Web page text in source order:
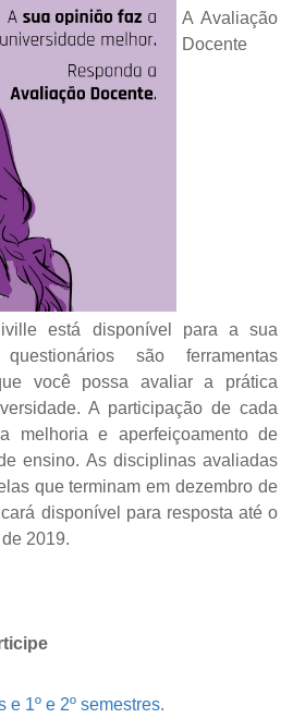
A Avaliação
Docente
está disponível para a sua
são ferramentas
você possa avaliar a prática
A participação de cada
melhoria e aperfeiçoamento de
ensino. As disciplinas avaliadas
que terminam em dezembro de
disponível para resposta até o
2019.
e 1º e 2º semestres.